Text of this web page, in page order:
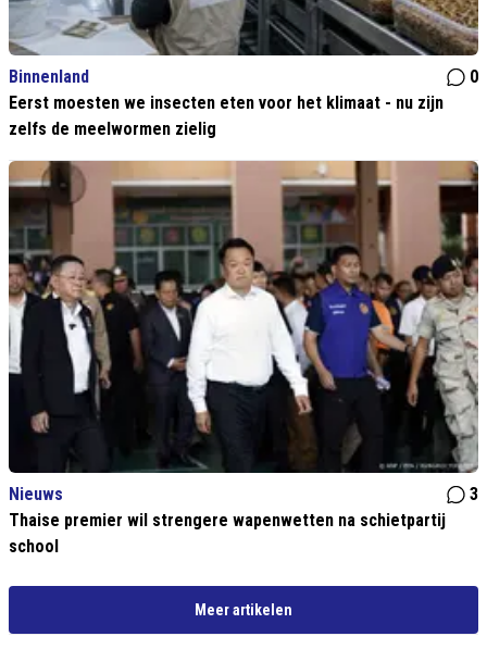
Binnenland
0
Eerst moesten we insecten eten voor het klimaat - nu zijn
zelfs de meelwormen zielig
Nieuws
3
Thaise premier wil strengere wapenwetten na schietpartij
school
Meer artikelen